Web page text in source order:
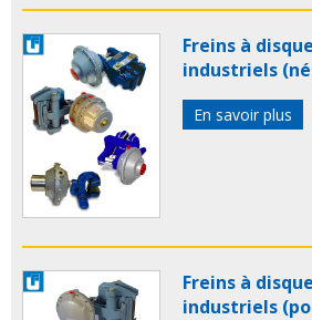
Freins à
industriels
En savoir plus
Freins à
industriels